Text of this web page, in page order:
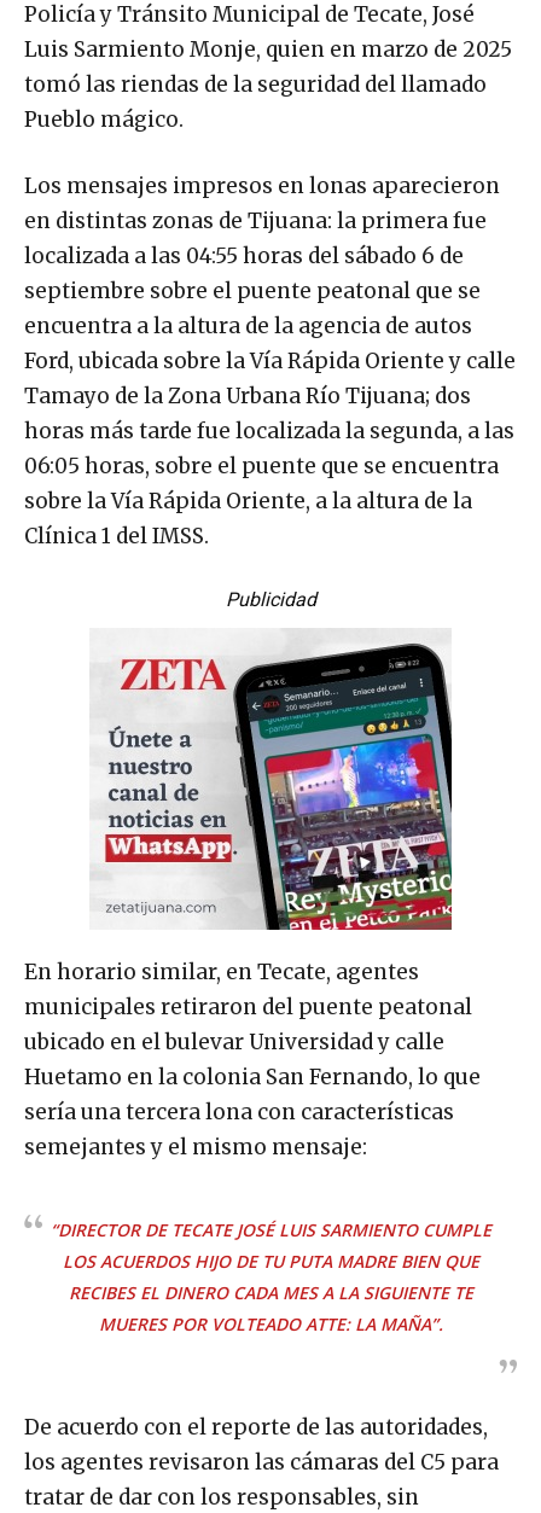
Policía y Tránsito Municipal de Tecate, José
Luis Sarmiento Monje, quien en marzo de 2025
tomó las riendas de la seguridad del llamado
Pueblo mágico.
Los mensajes impresos en lonas aparecieron
en distintas zonas de Tijuana: la primera fue
localizada a las 04:55 horas del sábado 6 de
septiembre sobre el puente peatonal que se
encuentra a la altura de la agencia de autos
Ford, ubicada sobre la Vía Rápida Oriente y calle
Tamayo de la Zona Urbana Río Tijuana; dos
horas más tarde fue localizada la segunda, a las
06:05 horas, sobre el puente que se encuentra
sobre la Vía Rápida Oriente, a la altura de la
Clínica 1 del IMSS.
Publicidad
En horario similar, en Tecate, agentes
municipales retiraron del puente peatonal
ubicado en el bulevar Universidad y calle
Huetamo en la colonia San Fernando, lo que
sería una tercera lona con características
semejantes y el mismo mensaje:
“DIRECTOR DE TECATE JOSÉ LUIS SARMIENTO CUMPLE
LOS ACUERDOS HIJO DE TU PUTA MADRE BIEN QUE
RECIBES EL DINERO CADA MES A LA SIGUIENTE TE
MUERES POR VOLTEADO ATTE: LA MAÑA”.
De acuerdo con el reporte de las autoridades,
los agentes revisaron las cámaras del C5 para
tratar de dar con los responsables, sin